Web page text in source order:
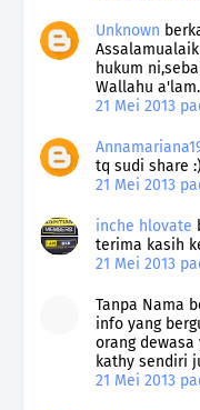
Unknown
hukum
Wallahu
21 Mei 2013
tq sudi share :)
21 Mei 2013
inche hlovate
terima kasih
21 Mei 2013
Tanpa Nama
info yang
orang
kathy sendiri
21 Mei 2013